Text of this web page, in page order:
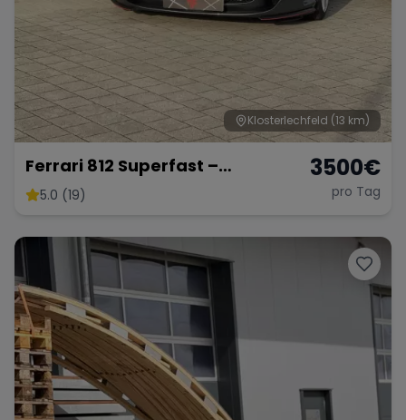
Klosterlechfeld (13 km)
Ferrari 812 Superfast –
Ultimativer V12-Supersportler
5.0 (19)
3500€
pro Tag